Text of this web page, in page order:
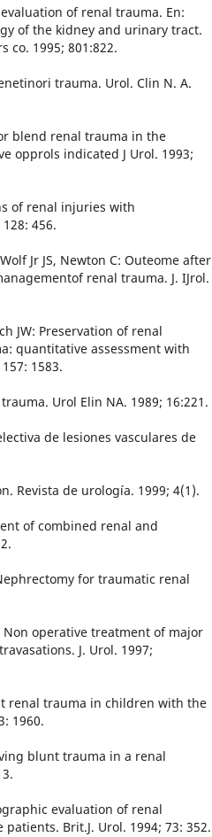
of renal trauma. En:
of the kidney and urinary tract.
co. 1995; 801:822.
trauma. Urol. Clin N. A.
blend renal trauma in the
opprols indicated J Urol. 1993;
of renal injuries with
456.
Jr JS, Newton C: Outeome after
renal trauma. J. IJrol.
JW: Preservation of renal
quantitative assessment with
1583.
Urol Elin NA. 1989; 16:221.
de lesiones vasculares de
Revista de urología. 1999; 4(1).
of combined renal and
for traumatic renal
Non operative treatment of major
J. Urol. 1997;
renal trauma in children with the
1960.
blunt trauma in a renal
evaluation of renal
Brit.J. Urol. 1994; 73: 352.